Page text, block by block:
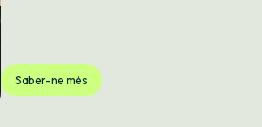
Saber-ne més